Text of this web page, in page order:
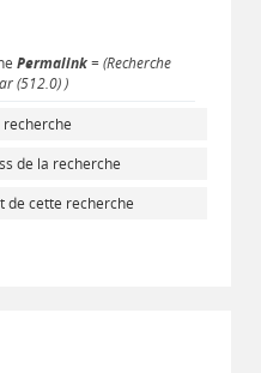
Permalink= (Recherche
(512.0) )
de la recherche
de cette recherche